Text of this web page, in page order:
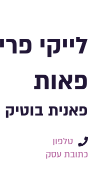
לייקי
פאות
פאנית בוטיק
טלפון
כתובת עסק